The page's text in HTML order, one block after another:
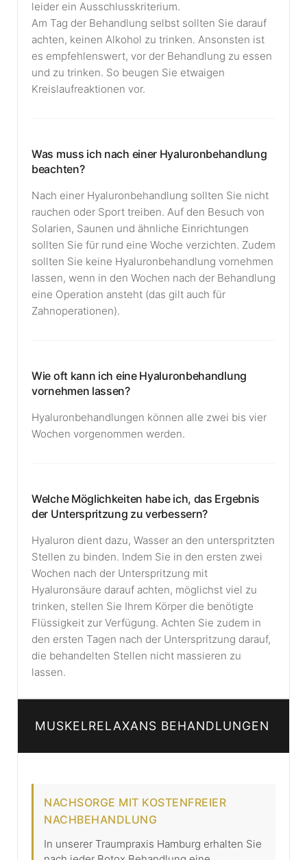
leider ein Ausschlusskriterium.
Am Tag der Behandlung selbst sollten Sie darauf
achten, keinen Alkohol zu trinken. Ansonsten ist
es empfehlenswert, vor der Behandlung zu essen
und zu trinken. So beugen Sie etwaigen
Kreislaufreaktionen vor.
Was muss ich nach einer Hyaluronbehandlung
beachten?
Nach einer Hyaluronbehandlung sollten Sie nicht
rauchen oder Sport treiben. Auf den Besuch von
Solarien, Saunen und ähnliche Einrichtungen
sollten Sie für rund eine Woche verzichten. Zudem
sollten Sie keine Hyaluronbehandlung vornehmen
lassen, wenn in den Wochen nach der Behandlung
eine Operation ansteht (das gilt auch für
Zahnoperationen).
Wie oft kann ich eine Hyaluronbehandlung
vornehmen lassen?
Hyaluronbehandlungen können alle zwei bis vier
Wochen vorgenommen werden.
Welche Möglichkeiten habe ich, das Ergebnis
der Unterspritzung zu verbessern?
Hyaluron dient dazu, Wasser an den unterspritzten
Stellen zu binden. Indem Sie in den ersten zwei
Wochen nach der Unterspritzung mit
Hyaluronsäure darauf achten, möglichst viel zu
trinken, stellen Sie Ihrem Körper die benötigte
Flüssigkeit zur Verfügung. Achten Sie zudem in
den ersten Tagen nach der Unterspritzung darauf,
die behandelten Stellen nicht massieren zu
lassen.
MUSKELRELAXANS BEHANDLUNGEN
NACHSORGE MIT KOSTENFREIER
NACHBEHANDLUNG
In unserer Traumpraxis Hamburg erhalten Sie